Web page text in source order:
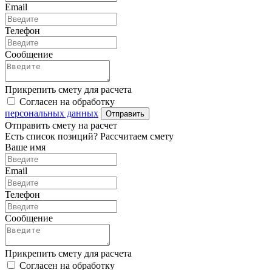
Email
Телефон
Сообщение
Прикрепить смету для расчета
Согласен на обработку
персональных данных
Отправить
Отправить смету на расчет
Есть список позиций? Рассчитаем смету
Ваше имя
Email
Телефон
Сообщение
Прикрепить смету для расчета
Согласен на обработку